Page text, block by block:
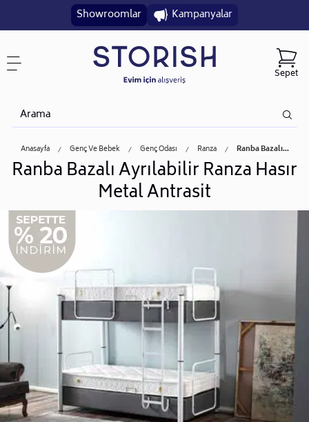
Showroomlar Kampanyalar
Sepet
Anasayfa Genç Ve Bebek Genç Odası Ranza Ranba Bazalı...
Ranba Bazalı Ayrılabilir Ranza Hasır
Metal Antrasit